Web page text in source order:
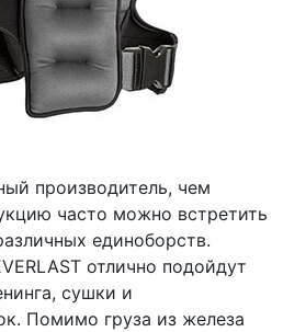
производитель, чем
часто можно встретить
единоборств.
отлично подойдут
сушки и
Помимо груза из железа